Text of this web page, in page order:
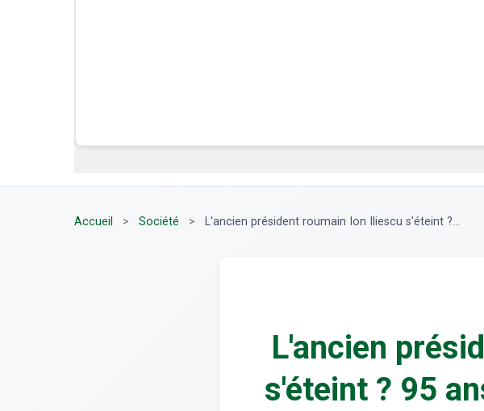
Accueil > Société > L'ancien président roumain Ion Iliescu s'éteint ?...
L'ancien
s'éteint ? 95